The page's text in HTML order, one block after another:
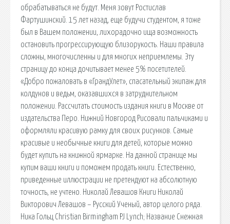
обрабатываться не будут. Меня зовут Ростислав
Фартушинский. 15 лет назад, еще будучи студентом, я тоже
был в Вашем положении, лихорадочно ища возможность
остановить прогрессирующую близорукость. Наши правила
сложны, многочисленны и для многих неприемлемы. Эту
страницу до конца дочитывает менее 5% посетителей.
«Добро пожаловать в «ГрандУлет», спасательный экипаж для
колдунов и ведьм, оказавшихся в затруднительном
положении. Рассчитать стоимость издания книги в Москве от
издательства Перо. Нижний Новгород Рисовали пальчиками и
оформляли красивую рамку для своих рисунков. Самые
красивые и необычные книги для детей, которые можно
будет купить на книжной ярмарке. На данной странице мы
купим ваши книги и поможем продать книги. Естественно,
приведенные иллюстрации не претендуют на абсолютную
точность, не учтено. Николай Левашов Книги Николай
Викторович Левашов – Русский Ученый, автор целого ряда.
Ника Гольц Christian Birmingham PJ Lynch; Название Снежная